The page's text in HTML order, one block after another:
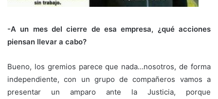
-A un mes del cierre de esa empresa, ¿qué acciones
piensan llevar a cabo?
Bueno, los gremios parece que nada…nosotros, de forma
independiente, con un grupo de compañeros vamos a
presentar un amparo ante la Justicia, porque